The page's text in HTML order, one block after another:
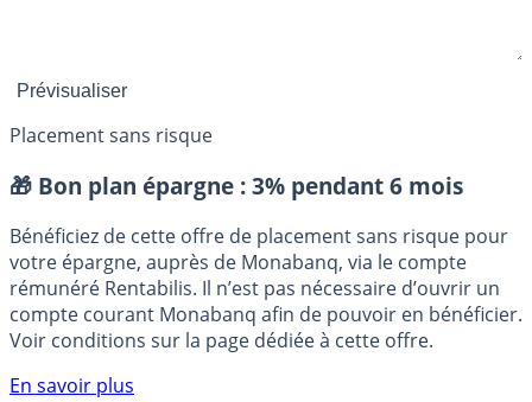
Placement sans risque
🎁 Bon plan épargne : 3% pendant 6 mois
Bénéficiez de cette offre de placement sans risque pour
votre épargne, auprès de Monabanq, via le compte
rémunéré Rentabilis. Il n’est pas nécessaire d’ouvrir un
compte courant Monabanq afin de pouvoir en bénéficier.
Voir conditions sur la page dédiée à cette offre.